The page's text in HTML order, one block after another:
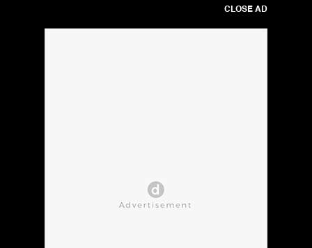
CLOSE AD